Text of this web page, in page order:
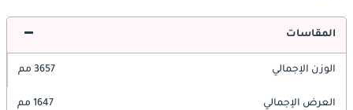
المقاسات
الوزن الإجمالي 3657 مم
العرض الإجمالي 1647 مم